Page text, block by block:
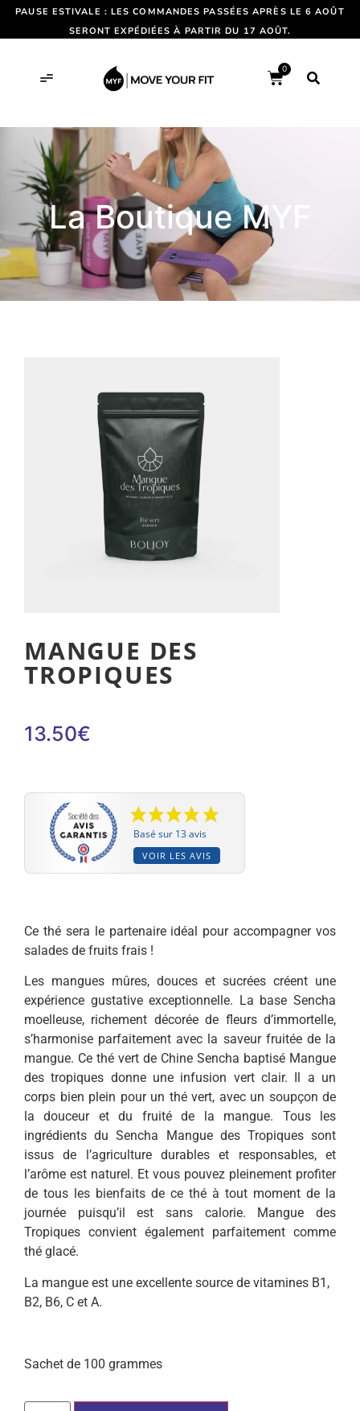
PAUSE ESTIVALE : LES COMMANDES PASSÉES APRÈS LE 6 AOÛT
SERONT EXPÉDIÉES À PARTIR DU 17 AOÛT.
0
La Boutique MYF
MANGUE DES
TROPIQUES
13.50€
Basé sur 13 avis
VOIR LES AVIS
Ce thé sera le partenaire idéal pour accompagner vos
salades de fruits frais !
Les mangues mûres, douces et sucrées créent une
expérience gustative exceptionnelle. La base Sencha
moelleuse, richement décorée de fleurs d’immortelle,
s’harmonise parfaitement avec la saveur fruitée de la
mangue. Ce thé vert de Chine Sencha baptisé Mangue
des tropiques donne une infusion vert clair. Il a un
corps bien plein pour un thé vert, avec un soupçon de
la douceur et du fruité de la mangue. Tous les
ingrédients du Sencha Mangue des Tropiques sont
issus de l’agriculture durables et responsables, et
l’arôme est naturel. Et vous pouvez pleinement profiter
de tous les bienfaits de ce thé à tout moment de la
journée puisqu’il est sans calorie. Mangue des
Tropiques convient également parfaitement comme
thé glacé.
La mangue est une excellente source de vitamines B1,
B2, B6, C et A.
Sachet de 100 grammes